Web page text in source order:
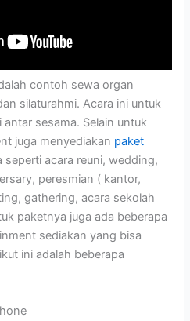
contoh sewa organ
silaturahmi. Acara ini untuk
sesama. Selain untuk
juga menyediakan paket
seperti acara reuni, wedding,
peresmian ( kantor,
gathering, acara sekolah
paketnya juga ada beberapa
sediakan yang bisa
ini adalah beberapa